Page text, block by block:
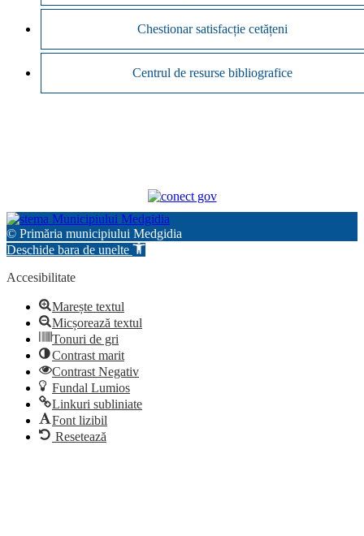
Chestionar satisfacție cetățeni
Centrul de resurse bibliografice
© Primăria municipiului Medgidia
Deschide bara de unelte
Accesibilitate
Marește textul
Micșorează textul
Tonuri de gri
Contrast marit
Contrast Negativ
Fundal Lumios
Linkuri subliniate
Font lizibil
Resetează